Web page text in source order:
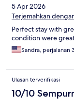
5 Apr 2026
Terjemahkan
Perfect stay with
condition were
Sandra, perjalanan
Ulasan terverifikasi
10/10